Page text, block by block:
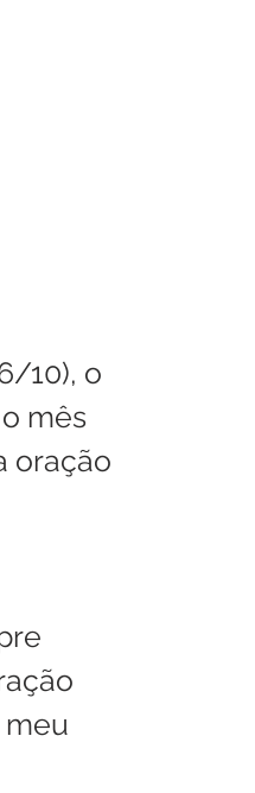
10), o
mês
oração
meu